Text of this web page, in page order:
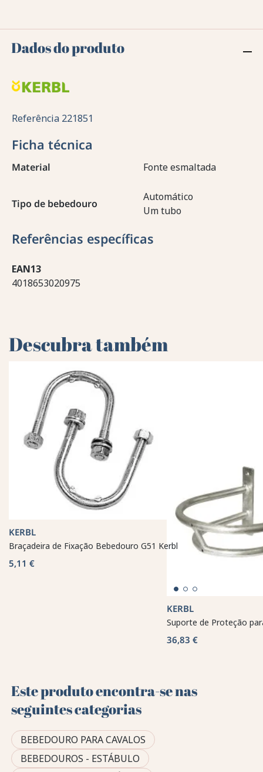
Dados do produto
Referência 221851
Ficha técnica
Material Fonte esmaltada
Tipo de bebedouro
Automático
Um tubo
Referências específicas
EAN13
4018653020975
Descubra também
KERBL
Braçadeira de Fixação Bebedouro G51 Kerbl
5,11 €
KERBL
Suporte de Proteção
36,83 €
Este produto encontra-se nas
seguintes categorias
BEBEDOURO PARA CAVALOS
BEBEDOUROS - ESTÁBULO